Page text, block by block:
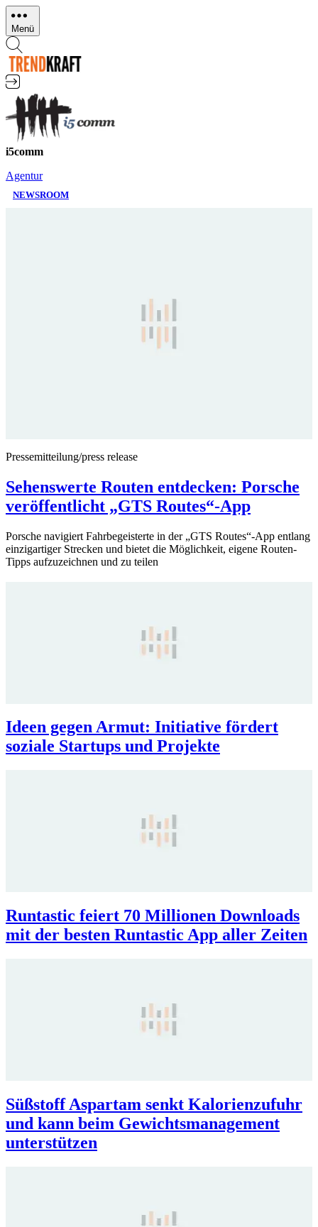
Direkt
zum
Inhalt
Menü
i5comm
Agentur
NEWSROOM
Pressemitteilung/press release
Sehenswerte Routen entdecken: Porsche
veröffentlicht „GTS Routes“-App
Porsche navigiert Fahrbegeisterte in der „GTS Routes“-App entlang
einzigartiger Strecken und bietet die Möglichkeit, eigene Routen-
Tipps aufzuzeichnen und zu teilen
Ideen gegen Armut: Initiative fördert
soziale Startups und Projekte
Runtastic feiert 70 Millionen Downloads
mit der besten Runtastic App aller Zeiten
Süßstoff Aspartam senkt Kalorienzufuhr
und kann beim Gewichtsmanagement
unterstützen